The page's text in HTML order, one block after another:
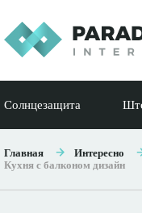
Солнцезащита
Главная Интересно
Кухня с балконом дизайн